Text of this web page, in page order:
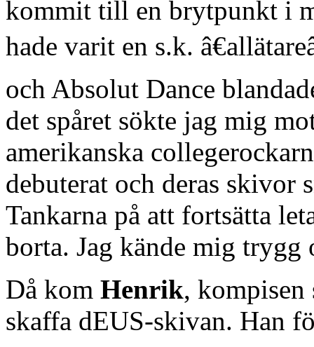
kommit till en brytpunkt i
hade varit en s.k.
och Absolut Dance
det spåret sökte jag mig
amerikanska
debuterat och deras skivor
Tankarna på att fortsätta
borta. Jag kände mig
Då kom Henrik, kompisen
skaffa dEUS-skivan. Han